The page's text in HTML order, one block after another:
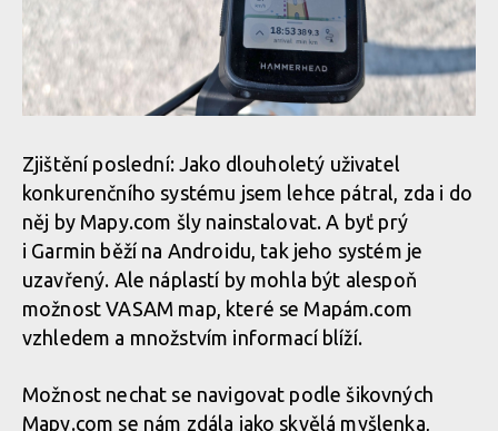
Zjištění poslední: Jako dlouholetý uživatel
konkurenčního systému jsem lehce pátral, zda i do
něj by Mapy.com šly nainstalovat. A byť prý
i Garmin běží na Androidu, tak jeho systém je
uzavřený. Ale náplastí by mohla být alespoň
možnost VASAM map, které se Mapám.com
vzhledem a množstvím informací blíží.
Možnost nechat se navigovat podle šikovných
Mapy.com se nám zdála jako skvělá myšlenka,